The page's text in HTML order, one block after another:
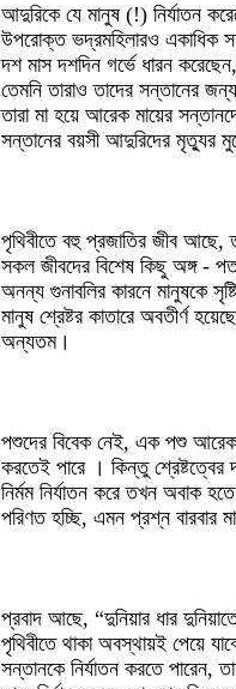
আদুরিকে যে মানুষ (!) নির্যাতন
উপরোক্ত ভদ্রমহিলারও একাধিক
দশ মাস দশদিন গর্ভে ধারন
তেমনি তারাও তাদের সন্তানের
তারা মা হয়ে আরেক মায়ের
সন্তানের বয়সী আদুরিদের মৃত্যুর
পৃথিবীতে বহু প্রজাতির জীব আছে,
সকল জীবদের বিশেষ কিছু অঙ্গ -
অনন্য গুনাবলির কারনে মানুষকে
মানুষ শ্রেষ্টর কাতারে অবতীর্ণ
অন্যতম।
পশুদের বিবেক নেই, এক পশু আরেক
করতেই পারে । কিন্তু শ্রেষ্টত্বের
নির্মম নির্যাতন করে তখন অবাক
পরিণত হচ্ছি, এমন প্রশ্ন বারবার
প্রবাদ আছে, “দুনিয়ার ধার
পৃথিবীতে থাকা অবস্থায়ই পেয়ে
সন্তানকে নির্যাতন করতে পারেন,